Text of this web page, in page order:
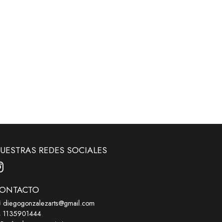
REDES SOCIALES
diegogonzalezarts@gmail.com
1135901444